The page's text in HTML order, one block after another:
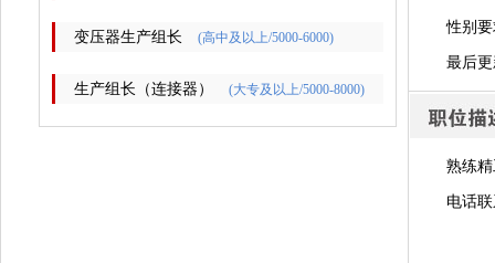
变压器生产组长 (高中及以上/5000-6000)
生产组长（连接器） (大专及以上/5000-8000)
性别
最后
熟练
电话